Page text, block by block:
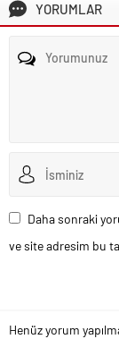
YORUMLAR
Daha sonraki
ve site adresim bu
Henüz yorum